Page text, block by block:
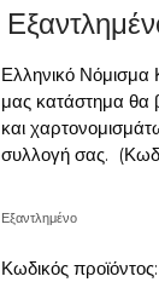
Ελληνικό
μας κατάστημα θα
και
συλλογή σας.
Εξαντλημένο
Κωδικός προϊόντος: